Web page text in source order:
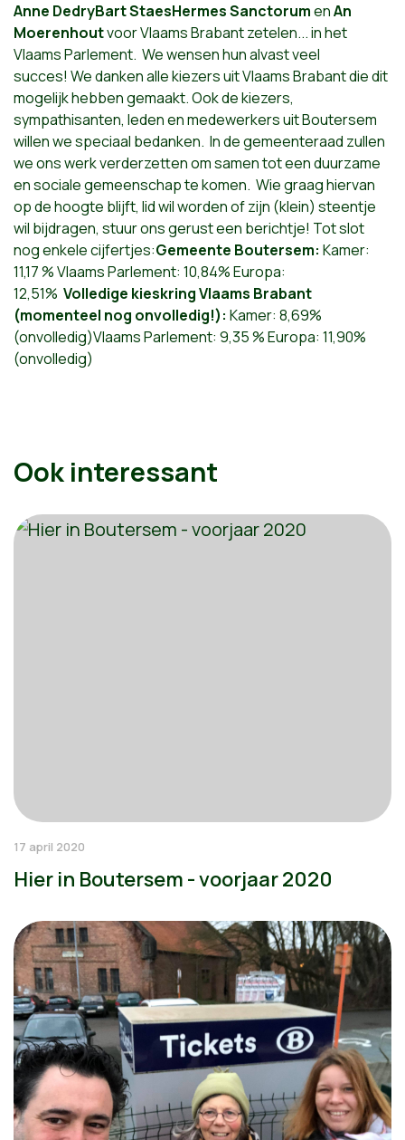
Anne DedryBart StaesHermes SanctorumenAn
Moerenhoutvoor Vlaams Brabant zetelen... in het
Vlaams Parlement. We wensen hun alvast veel
succes! We danken alle kiezers uit Vlaams Brabant die dit
mogelijk hebben gemaakt. Ook de kiezers,
sympathisanten, leden en medewerkers uit Boutersem
willen we speciaal bedanken. In de gemeenteraad zullen
we ons werk verderzetten om samen tot een duurzame
en sociale gemeenschap te komen. Wie graag hiervan
op de hoogte blijft, lid wil worden of zijn (klein) steentje
wil bijdragen, stuur ons gerust een berichtje! Tot slot
nog enkele cijfertjes:Gemeente Boutersem: Kamer:
11,17 % Vlaams Parlement: 10,84% Europa:
12,51% Volledige kieskring Vlaams Brabant
(momenteel nog onvolledig!): Kamer: 8,69%
(onvolledig)Vlaams Parlement: 9,35 % Europa: 11,90%
(onvolledig)
Ook interessant
17 april 2020
Hier in Boutersem - voorjaar 2020